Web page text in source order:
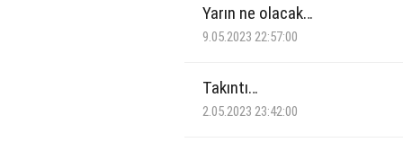
Yarın ne olacak…
9.05.2023 22:57:00
Takıntı…
2.05.2023 23:42:00